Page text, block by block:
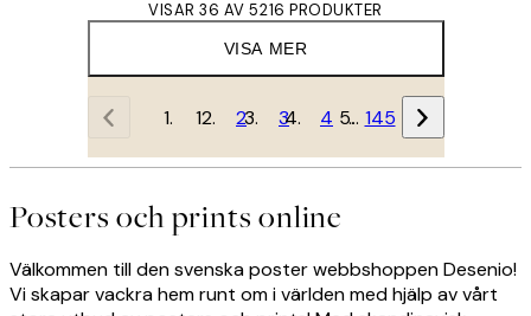
VISA MER
VISAR 36 AV 5216 PRODUKTER
1 2 3 4 … 145
Posters och prints online
Välkommen till den svenska poster webbshoppen Desenio!
Vi skapar vackra hem runt om i världen med hjälp av vårt